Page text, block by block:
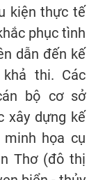
kiện thực tế
phục tình
dẫn đến kế
thi. Các
bộ cơ sở
xây dựng kế
họa cụ
Thơ (đô thị